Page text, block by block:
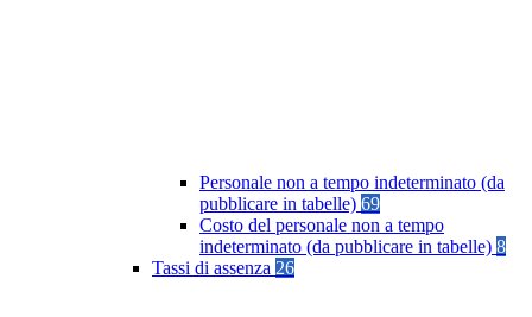
Personale non a tempo indeterminato (da
pubblicare in tabelle) 69
Costo del personale non a tempo
indeterminato (da pubblicare in tabelle) 8
Tassi di assenza 26